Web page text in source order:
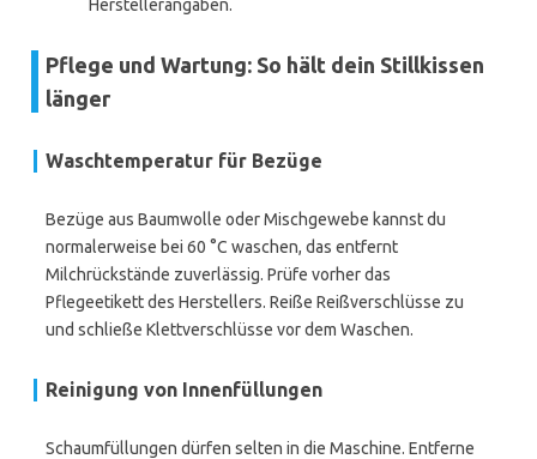
Herstellerangaben.
Pflege und Wartung: So hält dein Stillkissen
länger
Waschtemperatur für Bezüge
Bezüge aus Baumwolle oder Mischgewebe kannst du
normalerweise bei 60 °C waschen, das entfernt
Milchrückstände zuverlässig. Prüfe vorher das
Pflegeetikett des Herstellers. Reiße Reißverschlüsse zu
und schließe Klettverschlüsse vor dem Waschen.
Reinigung von Innenfüllungen
Schaumfüllungen dürfen selten in die Maschine. Entferne